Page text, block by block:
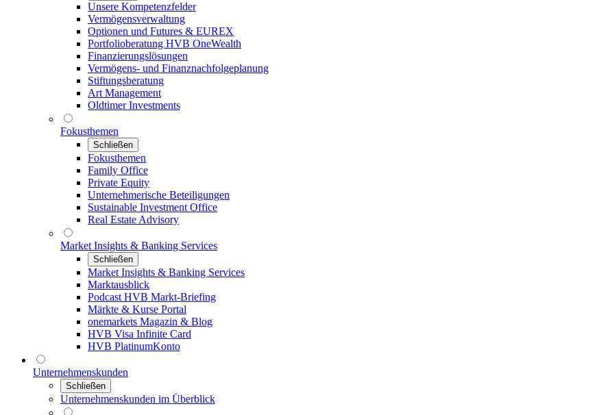
Unsere Kompetenzfelder
Vermögensverwaltung
Optionen und Futures & EUREX
Portfolioberatung HVB OneWealth
Finanzierungslösungen
Vermögens- und Finanznachfolgeplanung
Stiftungsberatung
Art Management
Oldtimer Investments
Fokusthemen
Schließen
Fokusthemen
Family Office
Private Equity
Unternehmerische Beteiligungen
Sustainable Investment Office
Real Estate Advisory
Market Insights & Banking Services
Schließen
Market Insights & Banking Services
Marktausblick
Podcast HVB Markt-Briefing
Märkte & Kurse Portal
onemarkets Magazin & Blog
HVB Visa Infinite Card
HVB PlatinumKonto
Unternehmenskunden
Schließen
Unternehmenskunden im Überblick